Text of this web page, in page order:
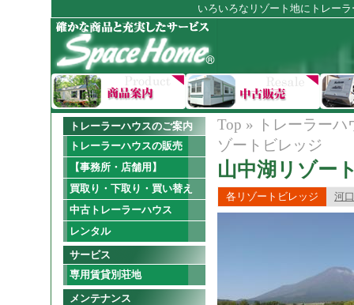
いろいろなリゾート地にトレー
トレーラーハウスのご案内
トレーラーハウスの販売
【事務所・店舗用】
買取り・下取り・買い替え
中古トレーラーハウス
レンタル
サービス
専用賃貸別荘地
メンテナンス
Top »
トレーラー
ゾートビレッジ
山中湖リゾー
各リゾートビレッジ 河